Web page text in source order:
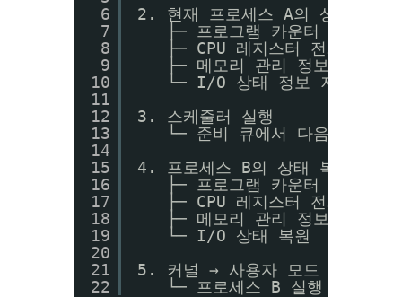
6
7
8
9
10
11
12
13
14
15
16
17
18
19
20
21
22
2. 현재 프로세스 A의 상태 저장
├─ 프로그램 카운터 (PC) 저
├─ CPU 레지스터 전체 저
├─ 메모리 관리 정보 저장
└─ I/O 상태 정보 저장
3. 스케줄러 실행
└─ 준비 큐에서 다음 실행할
4. 프로세스 B의 상태 복원
├─ 프로그램 카운터 복원
├─ CPU 레지스터 전체 복원
├─ 메모리 관리 정보 복원
└─ I/O 상태 복원
5. 커널 → 사용자 모드 전환
└─ 프로세스 B 실행 재개